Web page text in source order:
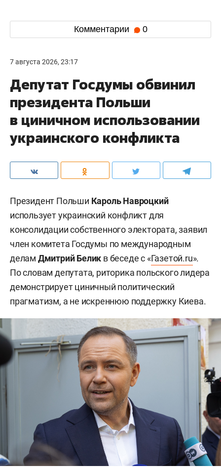
Комментарии 0
7 августа 2026, 23:17
Депутат Госдумы обвинил
президента Польши
в циничном использовании
украинского конфликта
Президент Польши Кароль Навроцкий
использует украинский конфликт для
консолидации собственного электората, заявил
член комитета Госдумы по международным
делам Дмитрий Белик в беседе с «Газетой.ru».
По словам депутата, риторика польского лидера
демонстрирует циничный политический
прагматизм, а не искреннюю поддержку Киева.